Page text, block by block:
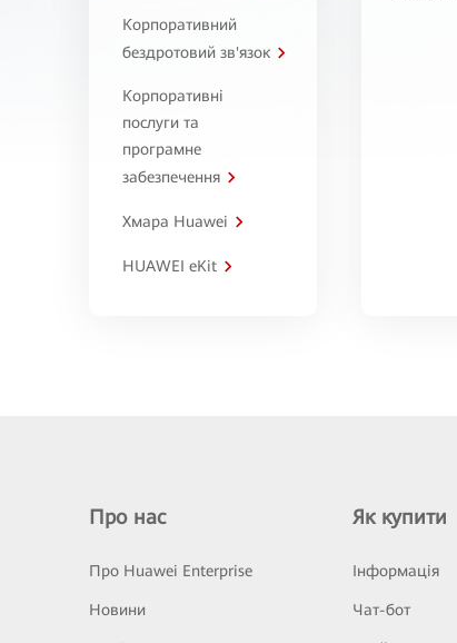
Корпоративний
бездротовий зв'язок
Корпоративні
послуги та
програмне
забезпечення
Хмара Huawei
HUAWEI eKit
Про нас
Про Huawei Enterprise
Новини
Як купити
Інформація
Чат-бот